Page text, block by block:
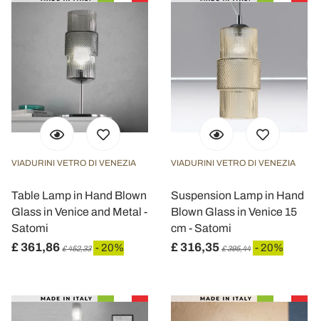
VIADURINI VETRO DI VENEZIA
Table Lamp in Hand Blown
Glass in Venice and Metal -
Satomi
£ 361,86 £ 452,33 - 20%
VIADURINI VETRO DI VENEZIA
Suspension Lamp in Hand
Blown Glass in Venice 15
cm - Satomi
£ 316,35 £ 395,44 - 20%